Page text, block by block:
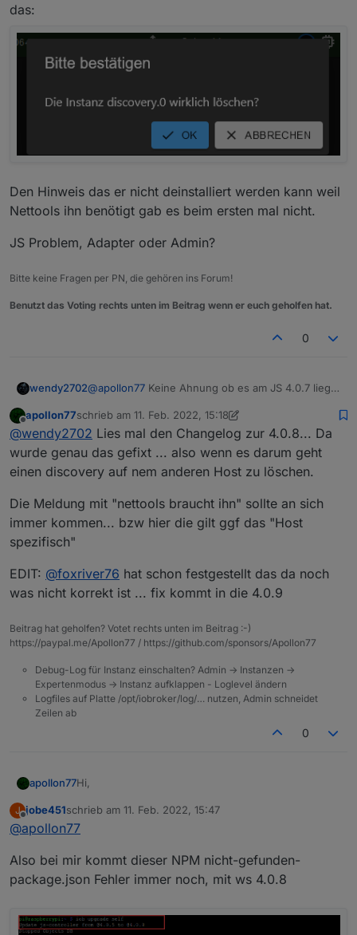
das:
Den Hinweis das er nicht deinstalliert werden kann weil
Nettools ihn benötigt gab es beim ersten mal nicht.
JS Problem, Adapter oder Admin?
Bitte keine Fragen per PN, die gehören ins Forum!
Benutzt das Voting rechts unten im Beitrag wenn er euch geholfen hat.
0
wendy2702@apollon77 Keine Ahnung ob es am JS 4.0.7 liegt
und da ist ja dann der Discovery Adapter bei. Den
wollte ich jetzt wieder löschen vom Master aus.
Im Log:
2022-02-11 15:50:07.082  - info:
2022-02-11 15:50:09.570  - info:
2022-02-11 15:50:10.934  - info:
2022-02-11 15:50:11.280  - info:
2022-02-11 15:50:11.319  - info:
2022-02-11 15:50:13.091  - info:
2022-02-11 15:50:13.091  - info:
2022-02-11 15:50:13.241  - info:
In den Objekten:
wobei ich dann in einen loop laufe:
Wenn ich das bestätige:
Offline
apollon77schrieb am 11. Feb. 2022, 15:18
zuletzt editiert von apollon77 2. Nov. 2022, 16:41
@wendy2702 Lies mal den Changelog zur 4.0.8... Da
wurde genau das gefixt ... also wenn es darum geht
einen discovery auf nem anderen Host zu löschen.
Die Meldung mit "nettools braucht ihn" sollte an sich
immer kommen... bzw hier die gilt ggf das "Host
spezifisch"
EDIT: @foxriver76 hat schon festgestellt das da noch
was nicht korrekt ist ... fix kommt in die 4.0.9
Beitrag hat geholfen? Votet rechts unten im Beitrag :-)
https://paypal.me/Apollon77 / https://github.com/sponsors/Apollon77
Debug-Log für Instanz einschalten? Admin -> Instanzen ->
Expertenmodus -> Instanz aufklappen - Loglevel ändern
Logfiles auf Platte /opt/iobroker/log/… nutzen, Admin schneidet
Zeilen ab
0
apollon77Hi,
die NPM package.json nicht gefunden Fehler
werden in der kommenden 4.0.6 behoben sein
J
Offline
jobe451schrieb am 11. Feb. 2022, 15:47
zuletzt editiert von
@apollon77
Also bei mir kommt dieser NPM nicht-gefunden-
package.json Fehler immer noch, mit ws 4.0.8